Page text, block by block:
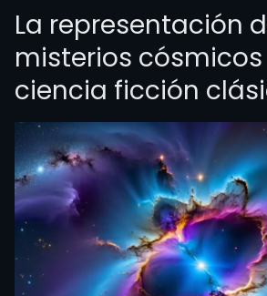
La representación
misterios cósmicos
ciencia ficción